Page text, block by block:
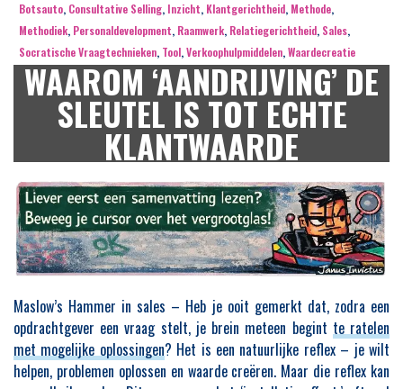
Botsauto, Consultative Selling, Inzicht, Klantgerichtheid, Methode,
Methodiek, Personaldevelopment, Raamwerk, Relatiegerichtheid, Sales,
Socratische Vraagtechnieken, Tool,Verkoophulpmiddelen,Waardecreatie
WAAROM ‘AANDRIJVING’ DE
SLEUTEL IS TOT ECHTE
KLANTWAARDE
Maslow’s Hammer in sales – Heb je ooit gemerkt dat, zodra een
opdrachtgever een vraag stelt, je brein meteen begint te ratelen
met mogelijke oplossingen? Het is een natuurlijke reflex – je wilt
helpen, problemen oplossen en waarde creëren. Maar die reflex kan